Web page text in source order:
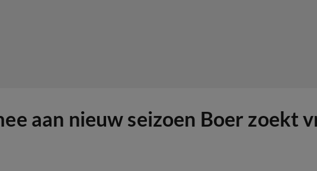
aan nieuw seizoen Boer zoekt